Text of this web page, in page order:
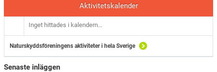
Aktivitetskalender
Inget hittades i kalendern...
Naturskyddsföreningens aktiviteter i hela Sverige
Senaste inläggen